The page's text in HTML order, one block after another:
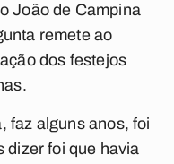
João de Campina
remete ao
dos festejos
faz alguns anos, foi
dizer foi que havia